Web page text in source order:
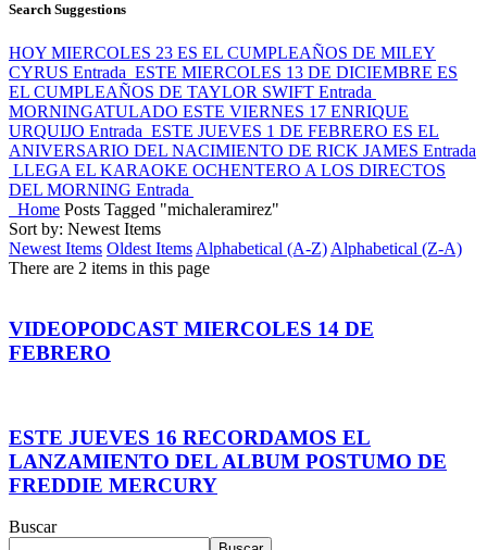
Search Suggestions
HOY MIERCOLES 23 ES EL CUMPLEAÑOS DE MILEY
CYRUS Entrada ESTE MIERCOLES 13 DE DICIEMBRE ES
EL CUMPLEAÑOS DE TAYLOR SWIFT Entrada
MORNINGATULADO ESTE VIERNES 17 ENRIQUE
URQUIJO Entrada ESTE JUEVES 1 DE FEBRERO ES EL
ANIVERSARIO DEL NACIMIENTO DE RICK JAMES Entrada
LLEGA EL KARAOKE OCHENTERO A LOS DIRECTOS
DEL MORNING Entrada
Home Posts Tagged "michaleramirez"
Sort by: Newest Items
Newest Items Oldest Items Alphabetical (A-Z) Alphabetical (Z-A)
There are 2 items in this page
VIDEOPODCAST MIERCOLES 14 DE
FEBRERO
ESTE JUEVES 16 RECORDAMOS EL
LANZAMIENTO DEL ALBUM POSTUMO DE
FREDDIE MERCURY
Buscar